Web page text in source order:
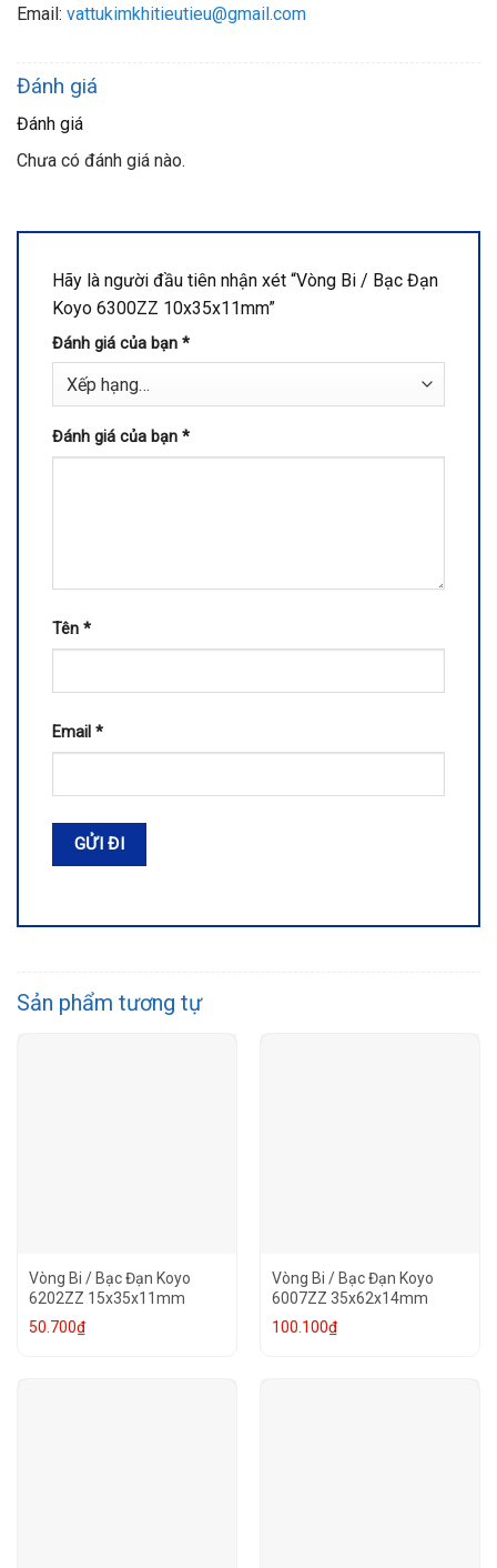
Email: vattukimkhitieutieu@gmail.com
Đánh giá
Đánh giá
Chưa có đánh giá nào.
Hãy là người đầu tiên nhận xét “Vòng Bi / Bạc Đạn
Koyo 6300ZZ 10x35x11mm”
Đánh giá của bạn *
Đánh giá của bạn *
Tên *
Email *
Sản phẩm tương tự
Vòng Bi / Bạc Đạn Koyo
6202ZZ 15x35x11mm
50.700₫
Vòng Bi / Bạc Đạn Koyo
6007ZZ 35x62x14mm
100.100₫